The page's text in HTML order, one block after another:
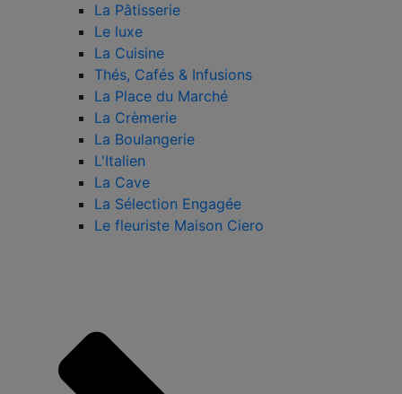
La Pâtisserie
Le luxe
La Cuisine
Thés, Cafés & Infusions
La Place du Marché
La Crèmerie
La Boulangerie
L'Italien
La Cave
La Sélection Engagée
Le fleuriste Maison Ciero